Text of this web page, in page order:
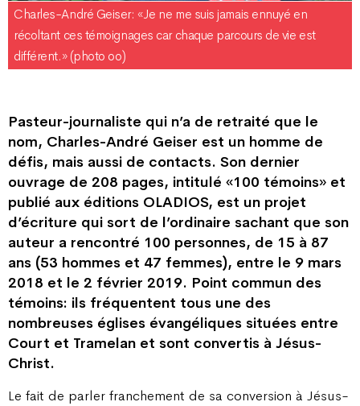
Charles-André Geiser: «Je ne me suis jamais ennuyé en
récoltant ces témoignages car chaque parcours de vie est
différent.» (photo oo)
Pasteur-journaliste qui n’a de retraité que le
nom, Charles-André Geiser est un homme de
défis, mais aussi de contacts. Son dernier
ouvrage de 208 pages, intitulé «100 témoins» et
publié aux éditions OLADIOS, est un projet
d’écriture qui sort de l’ordinaire sachant que son
auteur a rencontré 100 personnes, de 15 à 87
ans (53 hommes et 47 femmes), entre le 9 mars
2018 et le 2 février 2019. Point commun des
témoins: ils fréquentent tous une des
nombreuses églises évangéliques situées entre
Court et Tramelan et sont convertis à Jésus-
Christ.
Le fait de parler franchement de sa conversion à Jésus-